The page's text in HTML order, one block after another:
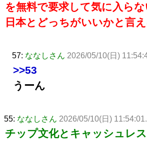
を無料で要求して気に入ら
日本とどっちがいいかと言
57: ななしさん 2026/05/10(日)
>>53
うーん
55: ななしさん 2026/05/10(日)
チップ文化とキャッシュレ